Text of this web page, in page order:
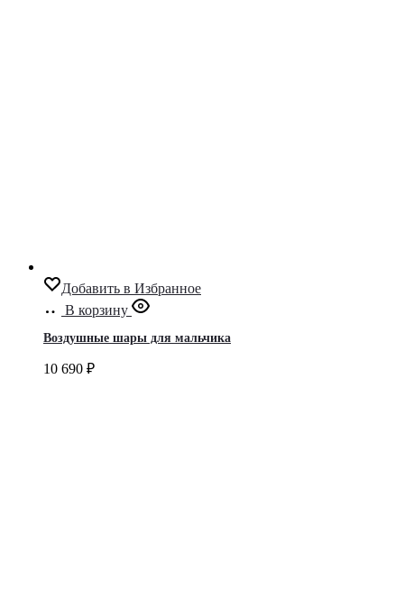
Добавить в Избранное
В корзину
Воздушные шары для мальчика
10 690 ₽